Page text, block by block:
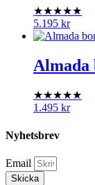
★★★★★
5.195 kr
Almada
★★★★★
1.495 kr
Nyhetsbrev
Email
Skicka